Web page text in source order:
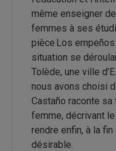
même enseigner
femmes à ses
pièce Los
situation se
Tolède, une ville
nous avons choisi
Castaño raconte sa
femme, décrivant
rendre enfin, à la
désirable.